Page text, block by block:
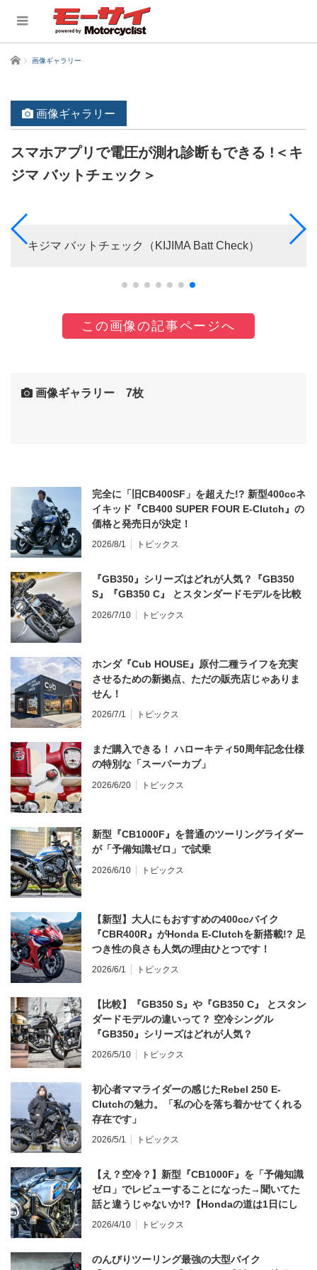
ホーム 画像ギャラリー
画像ギャラリー
スマホアプリで電圧が測れ診断もできる !＜キ
ジマ バットチェック＞
キジマ バットチェック（KIJIMA Batt Check）
この画像の記事ページへ
画像ギャラリー 7枚
完全に「旧CB400SF」を超えた!? 新型400ccネ
イキッド『CB400 SUPER FOUR E-Clutch』の
価格と発売日が決定！
2026/8/1 トピックス
『GB350』シリーズはどれが人気？『GB350
S』『GB350 C』 とスタンダードモデルを比較
2026/7/10 トピックス
ホンダ『Cub HOUSE』原付二種ライフを充実
させるための新拠点、ただの販売店じゃありま
せん！
2026/7/1 トピックス
まだ購入できる！ ハローキティ50周年記念仕様
の特別な「スーパーカブ」
2026/6/20 トピックス
新型『CB1000F』を普通のツーリングライダー
が「予備知識ゼロ」で試乗
2026/6/10 トピックス
【新型】大人にもおすすめの400ccバイク
『CBR400R』がHonda E-Clutchを新搭載!? 足
つき性の良さも人気の理由ひとつです！
2026/6/1 トピックス
【比較】『GB350 S』や『GB350 C』 とスタン
ダードモデルの違いって？ 空冷シングル
『GB350』シリーズはどれが人気？
2026/5/10 トピックス
初心者ママライダーの感じたRebel 250 E-
Clutchの魅力。「私の心を落ち着かせてくれる
存在です」
2026/5/1 トピックス
【え？空冷？】新型『CB1000F』を「予備知識
ゼロ」でレビューすることになった→聞いてた
話と違うじゃないか!?【Hondaの道は1日にし
てならず／CB1000F ①第一印象 編】
2026/4/10 トピックス
のんびりツーリング最強の大型バイク